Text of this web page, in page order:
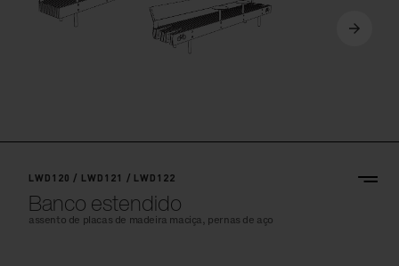
LWD120 / LWD121 / LWD122
Banco estendido
assento de placas de madeira maciça, pernas de aço